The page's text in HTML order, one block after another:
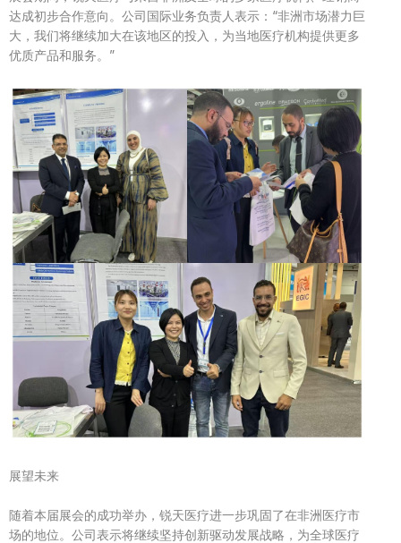
达成初步合作意向。公司国际业务负责人表示： “非洲市场潜力巨
大，我们将继续加大在该地区的投入，为当地医疗机构提供更多
优质产品和服务。 ”
展望未来
随着本届展会的成功举办，锐天医疗进一步巩固了在非洲医疗市
场的地位。公司表示将继续坚持创新驱动发展战略，为全球医疗